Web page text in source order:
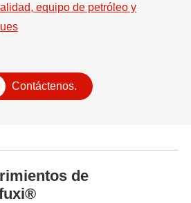
equipo de petróleo y
Contáctenos.
de